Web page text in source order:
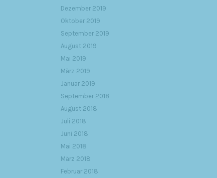
Dezember 2019
Oktober 2019
September 2019
August 2019
Mai 2019
März 2019
Januar 2019
September 2018
August 2018
Juli 2018
Juni 2018
Mai 2018
März 2018
Februar 2018